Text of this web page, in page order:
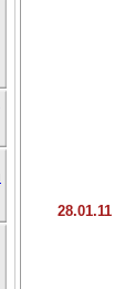
28.01.11